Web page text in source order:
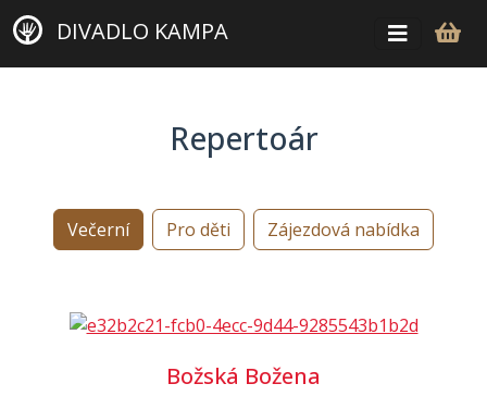
DIVADLO KAMPA
Repertoár
Večerní Pro děti Zájezdová nabídka
Božská Božena